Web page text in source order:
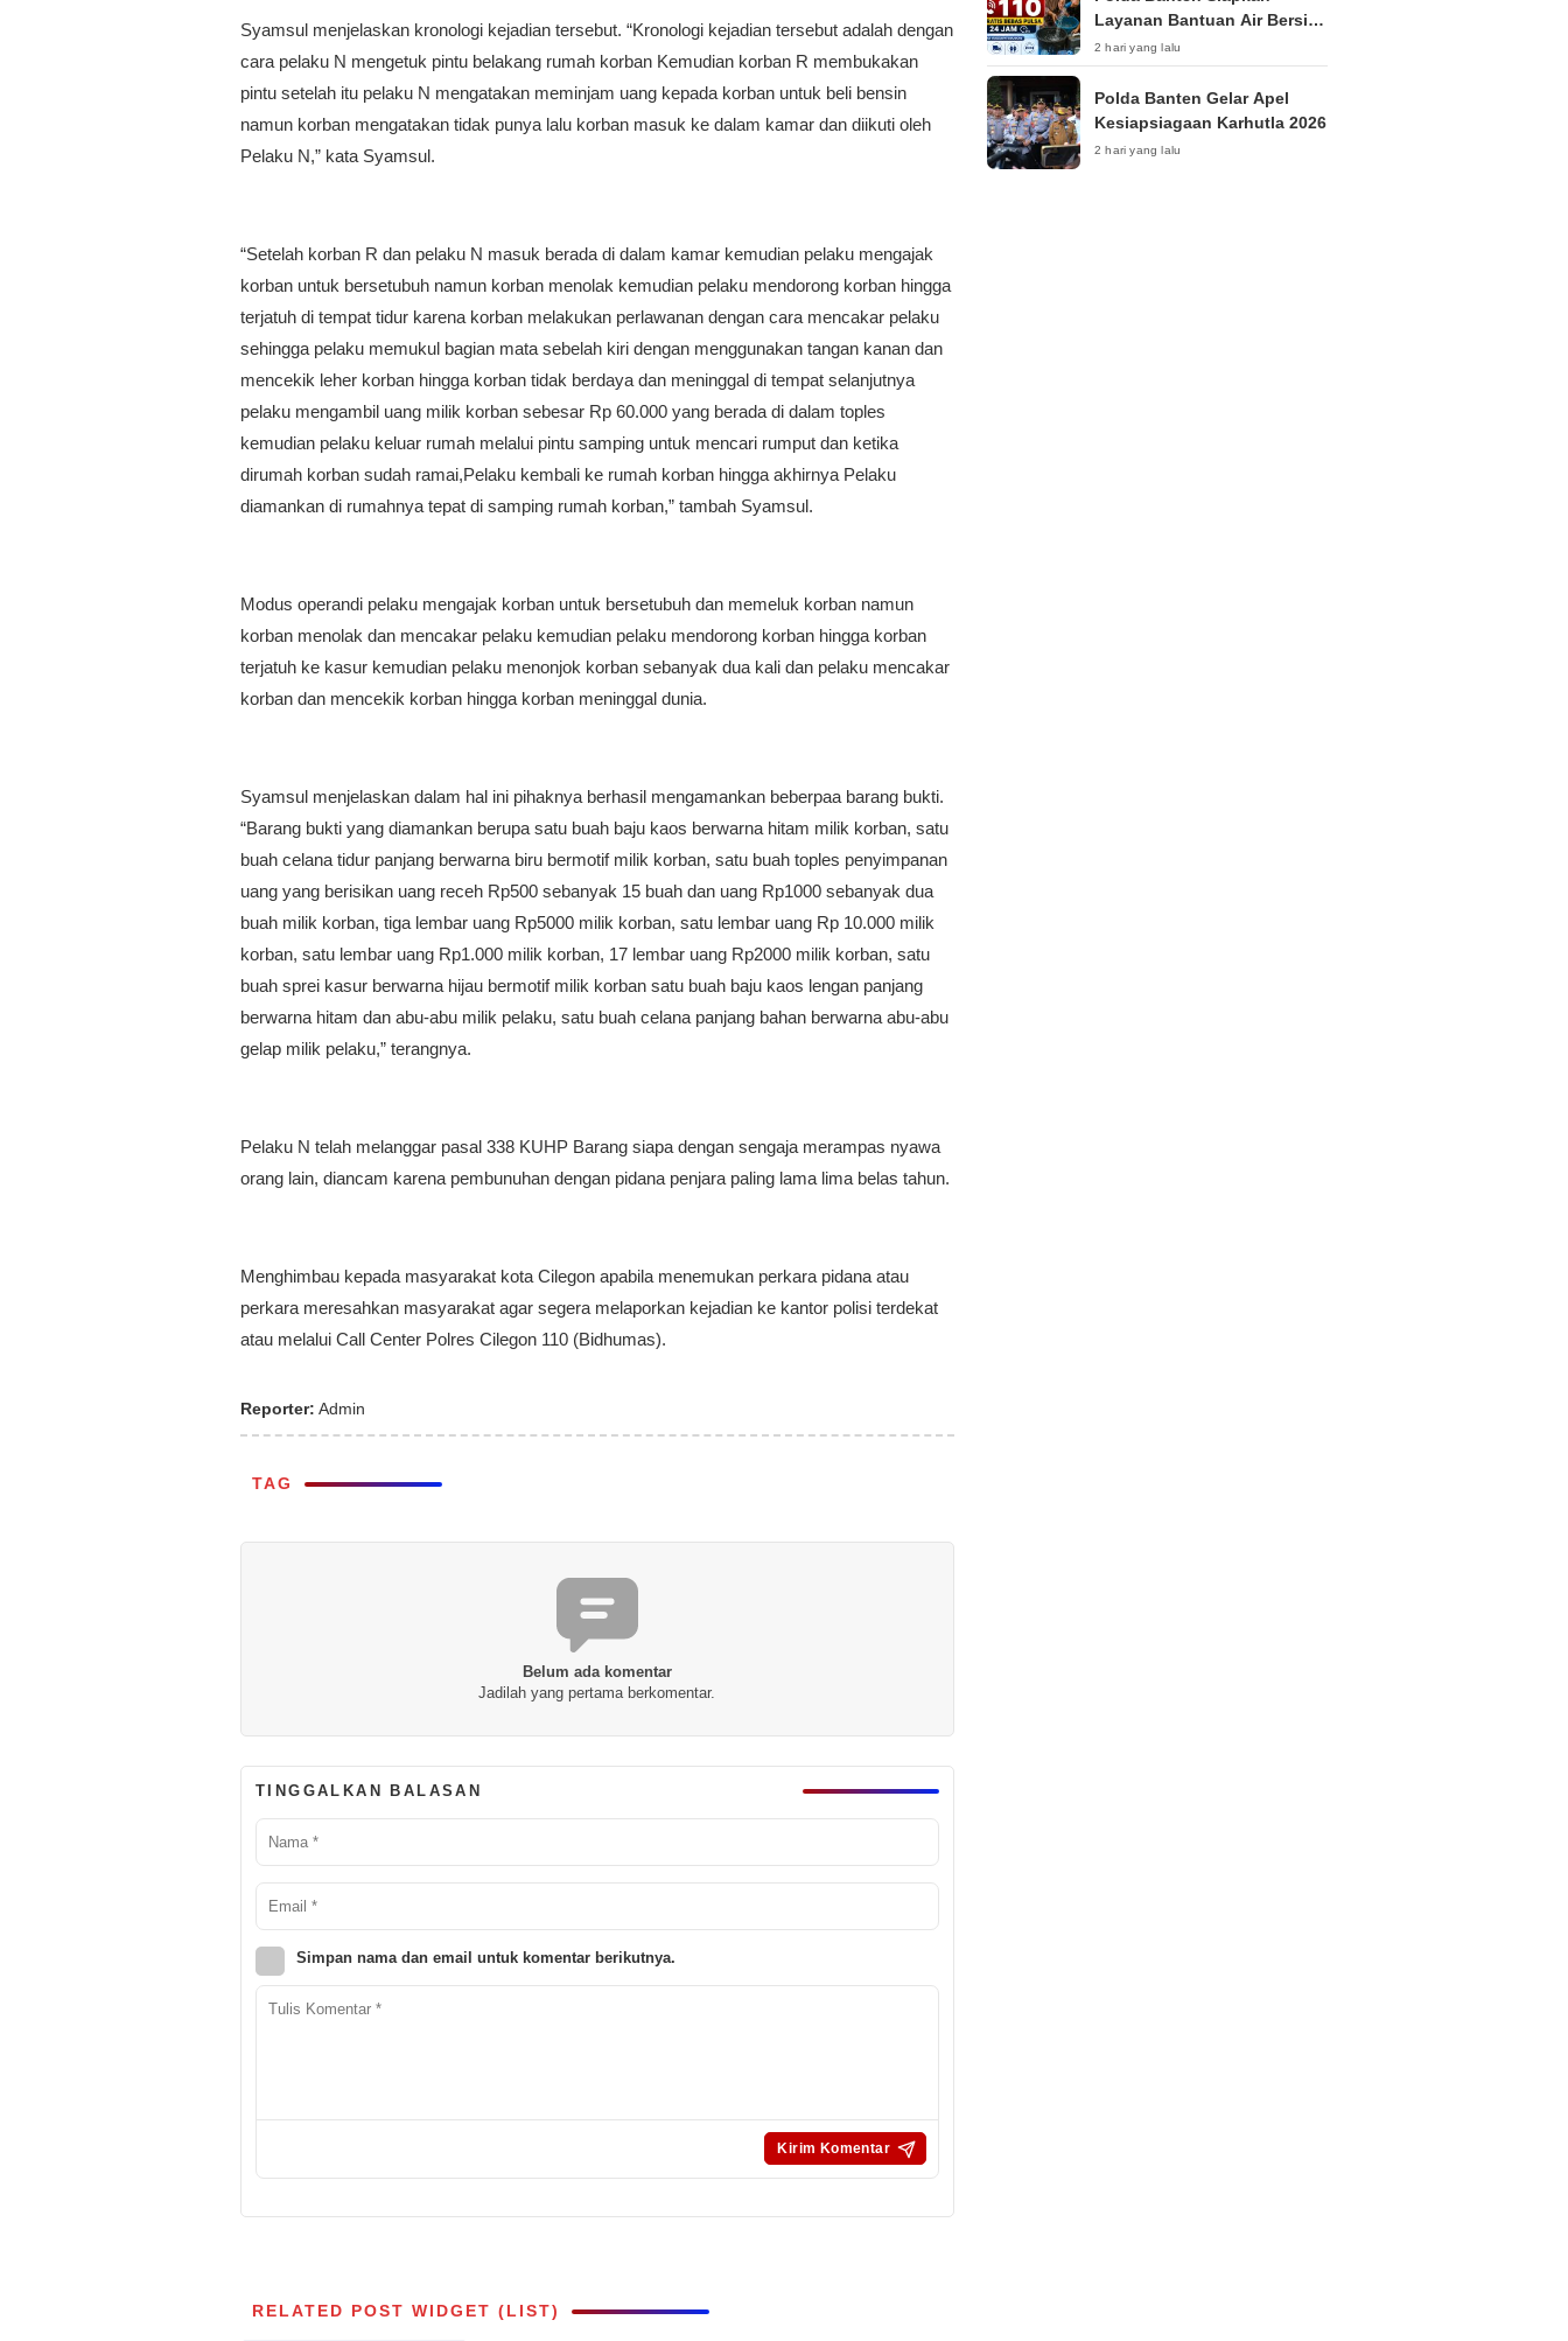
Syamsul menjelaskan kronologi kejadian tersebut. “Kronologi kejadian tersebut adalah dengan
cara pelaku N mengetuk pintu belakang rumah korban Kemudian korban R membukakan
pintu setelah itu pelaku N mengatakan meminjam uang kepada korban untuk beli bensin
namun korban mengatakan tidak punya lalu korban masuk ke dalam kamar dan diikuti oleh
Pelaku N,” kata Syamsul.
“Setelah korban R dan pelaku N masuk berada di dalam kamar kemudian pelaku mengajak
korban untuk bersetubuh namun korban menolak kemudian pelaku mendorong korban hingga
terjatuh di tempat tidur karena korban melakukan perlawanan dengan cara mencakar pelaku
sehingga pelaku memukul bagian mata sebelah kiri dengan menggunakan tangan kanan dan
mencekik leher korban hingga korban tidak berdaya dan meninggal di tempat selanjutnya
pelaku mengambil uang milik korban sebesar Rp 60.000 yang berada di dalam toples
kemudian pelaku keluar rumah melalui pintu samping untuk mencari rumput dan ketika
dirumah korban sudah ramai,Pelaku kembali ke rumah korban hingga akhirnya Pelaku
diamankan di rumahnya tepat di samping rumah korban,” tambah Syamsul.
Modus operandi pelaku mengajak korban untuk bersetubuh dan memeluk korban namun
korban menolak dan mencakar pelaku kemudian pelaku mendorong korban hingga korban
terjatuh ke kasur kemudian pelaku menonjok korban sebanyak dua kali dan pelaku mencakar
korban dan mencekik korban hingga korban meninggal dunia.
Syamsul menjelaskan dalam hal ini pihaknya berhasil mengamankan beberpaa barang bukti.
“Barang bukti yang diamankan berupa satu buah baju kaos berwarna hitam milik korban, satu
buah celana tidur panjang berwarna biru bermotif milik korban, satu buah toples penyimpanan
uang yang berisikan uang receh Rp500 sebanyak 15 buah dan uang Rp1000 sebanyak dua
buah milik korban, tiga lembar uang Rp5000 milik korban, satu lembar uang Rp 10.000 milik
korban, satu lembar uang Rp1.000 milik korban, 17 lembar uang Rp2000 milik korban, satu
buah sprei kasur berwarna hijau bermotif milik korban satu buah baju kaos lengan panjang
berwarna hitam dan abu-abu milik pelaku, satu buah celana panjang bahan berwarna abu-abu
gelap milik pelaku,” terangnya.
Pelaku N telah melanggar pasal 338 KUHP Barang siapa dengan sengaja merampas nyawa
orang lain, diancam karena pembunuhan dengan pidana penjara paling lama lima belas tahun.
Menghimbau kepada masyarakat kota Cilegon apabila menemukan perkara pidana atau
perkara meresahkan masyarakat agar segera melaporkan kejadian ke kantor polisi terdekat
atau melalui Call Center Polres Cilegon 110 (Bidhumas).
Reporter: Admin
TAG
Belum ada komentar
Jadilah yang pertama berkomentar.
TINGGALKAN BALASAN
Simpan nama dan email untuk komentar berikutnya.
RELATED POST WIDGET (LIST)
Layanan Bantuan Air Bersih
Melalui 110
2 hari yang lalu
Polda Banten Gelar Apel
Kesiapsiagaan Karhutla 2026
2 hari yang lalu